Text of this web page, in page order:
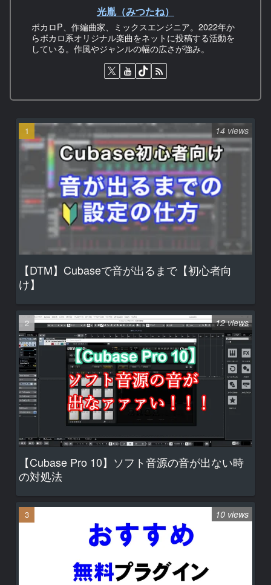
光胤（みつたね）
ボカロP、作編曲家、ミックスエンジニア。2022年か
らボカロ系オリジナル楽曲をネットに投稿する活動を
している。作風やジャンルの幅の広さが強み。
【DTM】Cubaseで音が出るまで【初心者向
け】
14 views
【Cubase Pro 10】ソフト音源の音が出ない時
の対処法
12 views
10 views